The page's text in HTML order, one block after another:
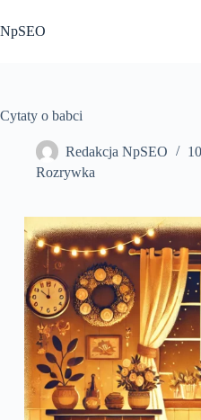
do
treści
NpSEO
Cytaty o babci
Redakcja NpSEO
Rozrywka